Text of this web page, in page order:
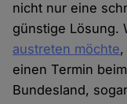
nicht nur eine
günstige Lösung.
austreten möchte
einen Termin
Bundesland,